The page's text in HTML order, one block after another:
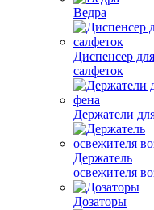
Ведра
Диспенсер для
салфеток
Держатели
Держатель
освежителя
Дозаторы